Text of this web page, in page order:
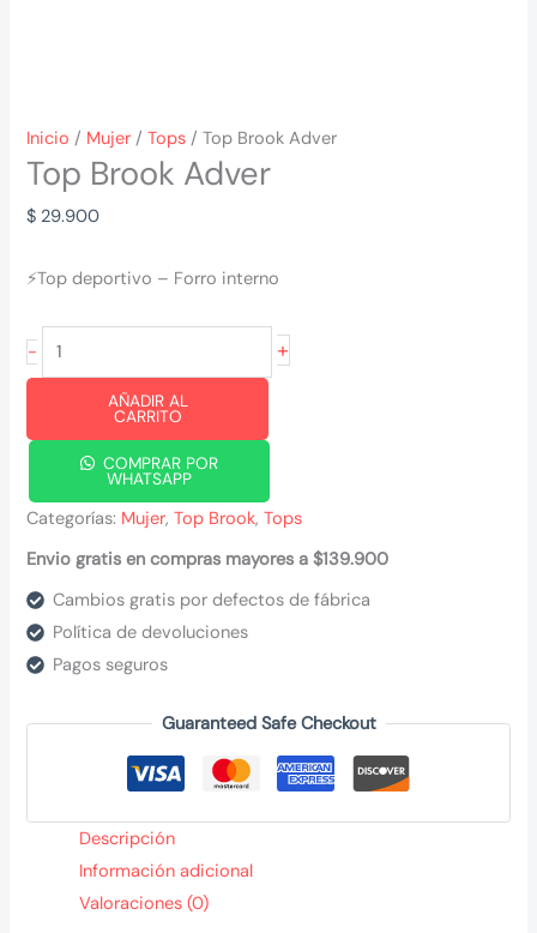
Inicio / Mujer /Tops / Top Brook Adver
Top Brook Adver
$ 29.900
⚡Top deportivo – Forro interno
-
Top
Brook
cantidad
+
AÑADIR AL
CARRITO
COMPRAR POR
WHATSAPP
Categorías: Mujer,Top Brook,Tops
Envio gratis en compras mayores a $139.900
Cambios gratis por defectos de fábrica
Política de devoluciones
Pagos seguros
Guaranteed Safe Checkout
Descripción
Información adicional
Valoraciones (0)